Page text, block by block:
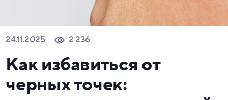
24.11.2025 2 236
Как избавиться от
черных точек: